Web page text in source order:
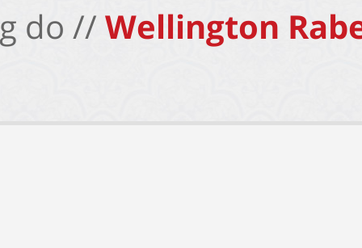
do // Wellington